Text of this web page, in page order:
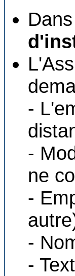
-
-
ne
-
-
-